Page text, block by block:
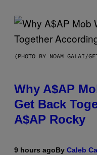
(PHOTO BY NOAM GALAI/
Why A$AP
Get Back
A$AP Rocky
9 hours agoBy Caleb